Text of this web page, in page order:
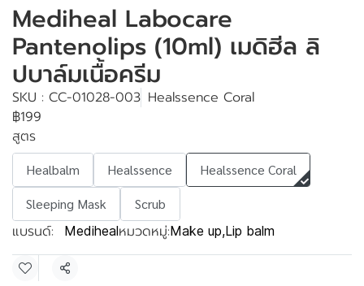
Mediheal Labocare
Pantenolips (10ml) เมดิฮีล ลิ
ปบาล์มเนื้อครีม
SKU : CC-01028-003 Healssence Coral
฿199
สูตร
Healbalm Healssence
Healssence Coral
Sleeping Mask
Scrub
แบรนด์: Medihealหมวดหมู่:Make up,Lip balm
แชร์